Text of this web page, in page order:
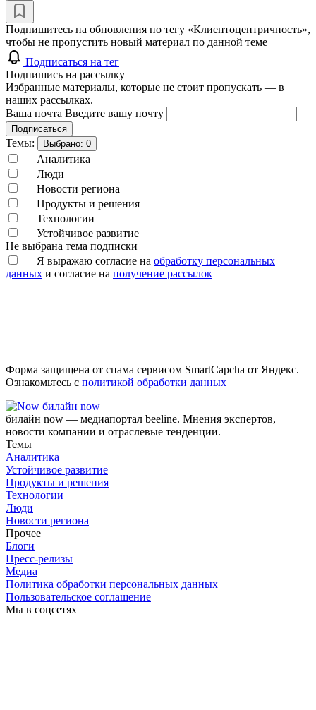
Подпишитесь на обновления по тегу «Клиентоцентричность»,
чтобы не пропустить новый материал по данной теме
Подписаться на тег
Подпишись на рассылку
Избранные материалы, которые не стоит пропускать — в
наших рассылках.
Ваша почта Введите вашу почту
Подписаться
Темы: Выбрано: 0
Аналитика
Люди
Новости региона
Продукты и решения
Технологии
Устойчивое развитие
Не выбрана тема подписки
Я выражаю согласие на обработку персональных
данных и согласие на получение рассылок
Форма защищена от спама сервисом SmartCapcha от Яндекс.
Ознакомьтесь с политикой обработки данных
билайн now
билайн now — медиапортал beeline. Мнения экспертов,
новости компании и отраслевые тенденции.
Темы
Аналитика
Устойчивое развитие
Продукты и решения
Технологии
Люди
Новости региона
Прочее
Блоги
Пресс-релизы
Медиа
Политика обработки персональных данных
Пользовательское соглашение
Мы в соцсетях